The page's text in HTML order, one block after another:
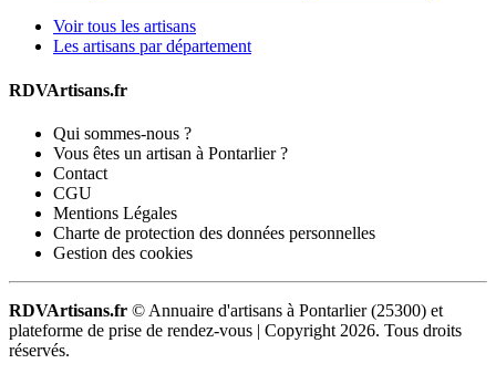
Voir tous les artisans
Les artisans par département
RDVArtisans.fr
Qui sommes-nous ?
Vous êtes un artisan à Pontarlier ?
Contact
CGU
Mentions Légales
Charte de protection des données personnelles
Gestion des cookies
RDVArtisans.fr © Annuaire d'artisans à Pontarlier (25300) et
plateforme de prise de rendez-vous | Copyright 2026. Tous droits
réservés.